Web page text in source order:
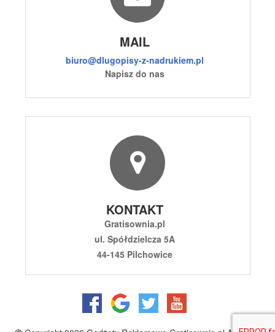
MAIL
biuro@dlugopisy-z-nadrukiem.pl
Napisz do nas
KONTAKT
Gratisownia.pl
ul. Spółdzielcza 5A
44-145 Pilchowice